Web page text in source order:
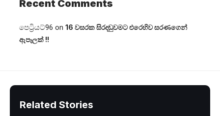
Recent Comments
පෙට්‍රියට්96 on 16 වසරක සිරදඬුවමට එරෙහිව සරණගෙන්
ඇපෑලක් !!
Related Stories